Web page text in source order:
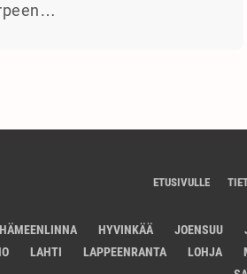
ETUSIVULLE
HÄMEENLINNA HYVINKÄÄ JOENSUU
LAHTI LAPPEENRANTA LOHJA